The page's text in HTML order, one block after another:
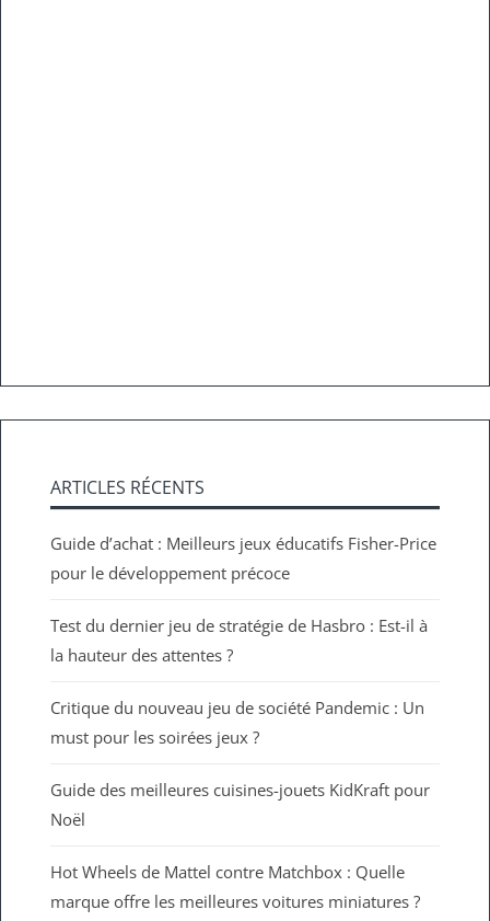
ARTICLES RÉCENTS
Guide d’achat : Meilleurs jeux éducatifs Fisher-Price
pour le développement précoce
Test du dernier jeu de stratégie de Hasbro : Est-il à
la hauteur des attentes ?
Critique du nouveau jeu de société Pandemic : Un
must pour les soirées jeux ?
Guide des meilleures cuisines-jouets KidKraft pour
Noël
Hot Wheels de Mattel contre Matchbox : Quelle
marque offre les meilleures voitures miniatures ?